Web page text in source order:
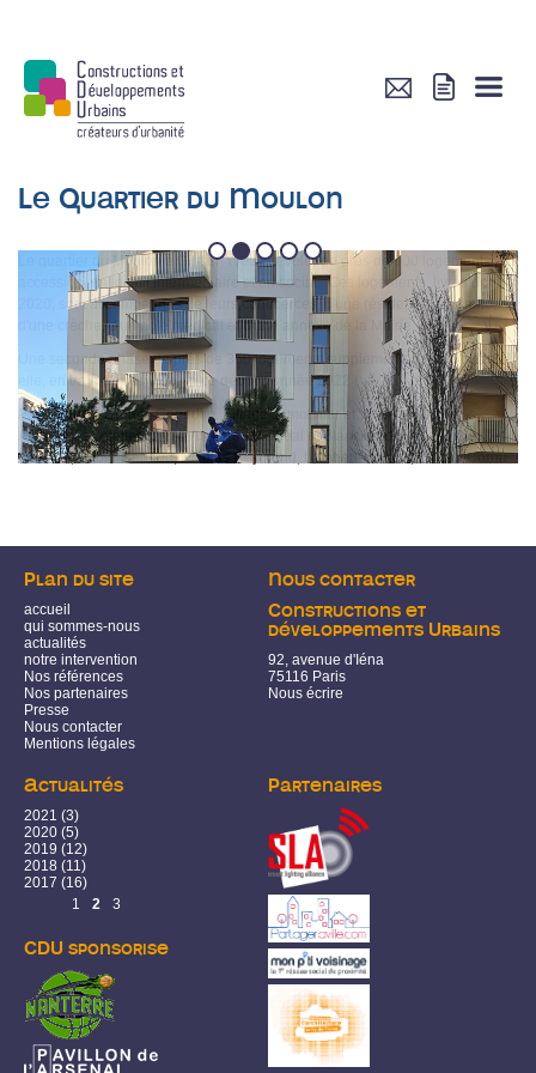
Le Quartier du Moulon
1 3 4 5
Le quartier du Moulon à Gif-sur-Yvette développe près de 900 logements en
accession, en locatif intermédiaire et en social . Ces logements, livrés depuis
2020, sont accompagnés de leurs commerces, d'une résidence étudiante,
d'une crèche, d'un pole médical et d'une annexe de la Mairie.
Une seconde phase de près de 350 logements supplémentaires est quant-à
elle, en train d'être livrée en ce début d'année 2022 !
Promoteurs : Dream, Cogedim, Eiffage Immobilier et Vinci Immobilier
Architectes : Ateliers 2/3/4, Ateliers 115, Béal et Blanckeart, Marie-Odile
Foucras, Babin-Renaud, Nicolas Reymond, Lambert-Lenack, Vincen Cornu
Plan du site
accueil
qui sommes-nous
actualités
notre intervention
Nos références
Nos partenaires
Presse
Nous contacter
Mentions légales
Nous contacter
Constructions et
développements Urbains
92, avenue d'Iéna
75116 Paris
Nous écrire
Actualités
2021 (3)
2020 (5)
2019 (12)
2018 (11)
2017 (16)
Pages1 2 3
CDU sponsorise
Partenaires